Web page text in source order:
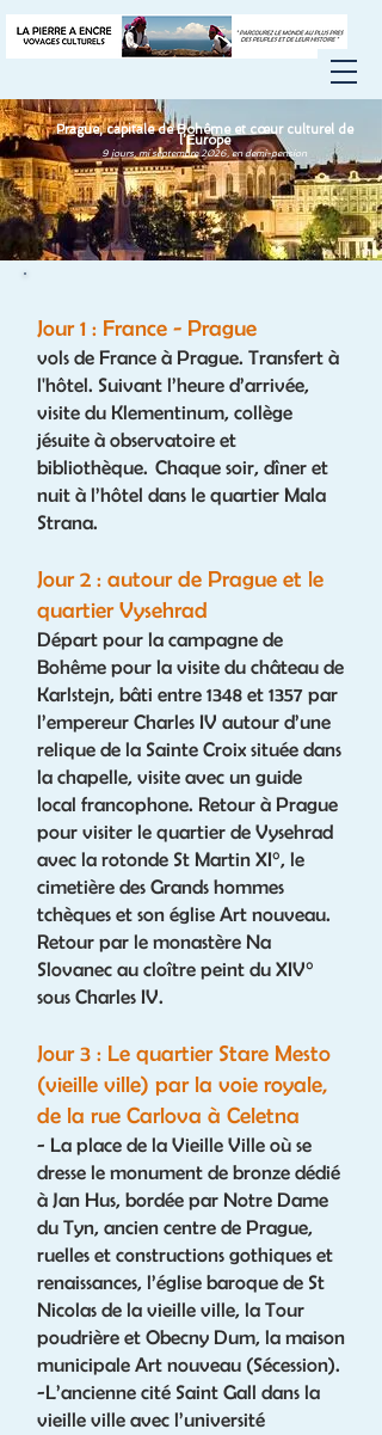
Prague, capitale de Bohême et cœur culturel de
l’Europe
9 jours, mi septembre 2026, en demi-pension
Jour 1 : France - Prague
vols de France à Prague. Transfert à
l'hôtel. Suivant l’heure d’arrivée,
visite du Klementinum, collège
jésuite à observatoire et
bibliothèque. Chaque soir, dîner et
nuit à l’hôtel dans le quartier Mala
Strana.
Jour 2 : autour de Prague et le
quartier Vysehrad
Départ pour la campagne de
Bohême pour la visite du château de
Karlstejn, bâti entre 1348 et 1357 par
l’empereur Charles IV autour d’une
relique de la Sainte Croix située dans
la chapelle, visite avec un guide
local francophone. Retour à Prague
pour visiter le quartier de Vysehrad
avec la rotonde St Martin XI°, le
cimetière des Grands hommes
tchèques et son église Art nouveau.
Retour par le monastère Na
Slovanec au cloître peint du XIV°
sous Charles IV.
Jour 3 : Le quartier Stare Mesto
(vieille ville) par la voie royale,
de la rue Carlova à Celetna
- La place de la Vieille Ville où se
dresse le monument de bronze dédié
à Jan Hus, bordée par Notre Dame
du Tyn, ancien centre de Prague,
ruelles et constructions gothiques et
renaissances, l’église baroque de St
Nicolas de la vieille ville, la Tour
poudrière et Obecny Dum, la maison
municipale Art nouveau (Sécession).
-L’ancienne cité Saint Gall dans la
vieille ville avec l’université